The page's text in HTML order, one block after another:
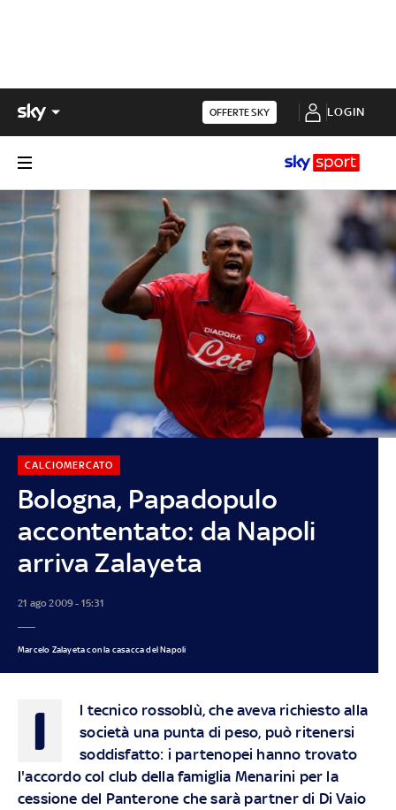
OFFERTE SKY LOGIN
Bologna, Papadopulo
accontentato: da Napoli
arriva Zalayeta
CALCIOMERCATO
21 ago 2009 - 15:31
Marcelo Zalayeta con la casacca del Napoli
I
l tecnico rossoblù, che aveva richiesto alla
società una punta di peso, può ritenersi
soddisfatto: i partenopei hanno trovato
l'accordo col club della famiglia Menarini per la
cessione del Panterone che sarà partner di Di Vaio